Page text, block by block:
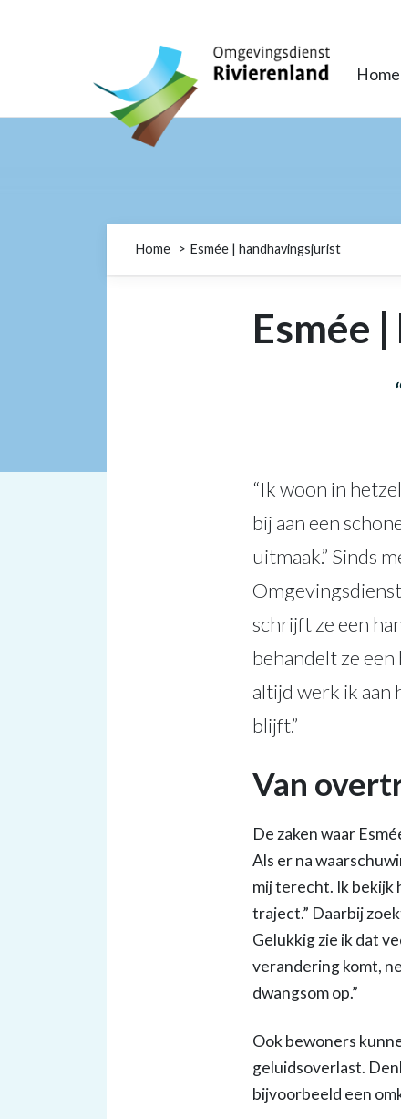
Omgevingsdienst Rivierenland
Home
Home Esmée | handhavingsjurist
Esmée
“Ik woon in
bij aan een
uitmaak.” Sinds
schrijft ze een
behandelt ze
altijd werk ik aan
blijft.”
Van
De zaken waar
Als er na
mij terecht. Ik bekijk
traject.” Daarbij
Gelukkig zie ik dat
verandering komt,
dwangsom op.”
Ook bewoners
geluidsoverlast.
bijvoorbeeld een